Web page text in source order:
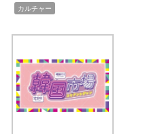
カルチャー